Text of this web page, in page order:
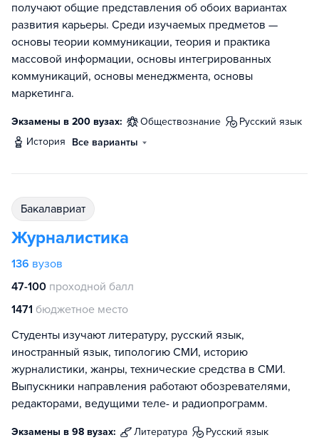
получают общие представления об обоих вариантах
развития карьеры. Среди изучаемых предметов —
основы теории коммуникации, теория и практика
массовой информации, основы интегрированных
коммуникаций, основы менеджмента, основы
маркетинга.
Экзамены в 200 вузах: обществознание
русский язык
история
Все варианты
бакалавриат
Журналистика
136 вузов
47-100 проходной балл
1471 бюджетное место
Студенты изучают литературу, русский язык,
иностранный язык, типологию СМИ, историю
журналистики, жанры, технические средства в СМИ.
Выпускники направления работают обозревателями,
редакторами, ведущими теле- и радиопрограмм.
Экзамены в 98 вузах: литература
русский язык